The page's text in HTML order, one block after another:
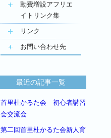
動費増設アフリエ
イトリンク集
リンク
お問い合わせ先
最近の記事一覧
首里杜かるた会 初心者講習
会交流会
第二回首里杜かるた会新人育